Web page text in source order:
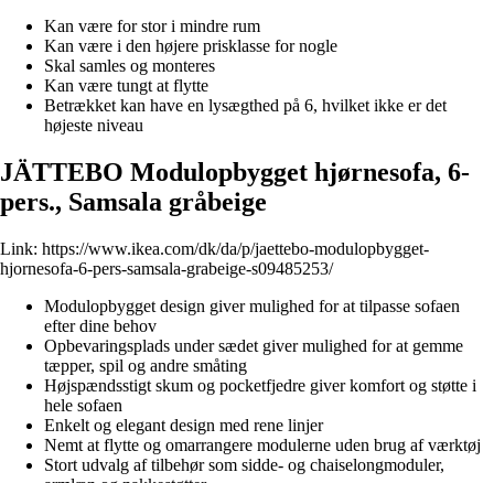
Kan være for stor i mindre rum
Kan være i den højere prisklasse for nogle
Skal samles og monteres
Kan være tungt at flytte
Betrækket kan have en lysægthed på 6, hvilket ikke er det
højeste niveau
JÄTTEBO Modulopbygget hjørnesofa, 6-
pers., Samsala gråbeige
Link: https://www.ikea.com/dk/da/p/jaettebo-modulopbygget-
hjornesofa-6-pers-samsala-grabeige-s09485253/
Modulopbygget design giver mulighed for at tilpasse sofaen
efter dine behov
Opbevaringsplads under sædet giver mulighed for at gemme
tæpper, spil og andre småting
Højspændsstigt skum og pocketfjedre giver komfort og støtte i
hele sofaen
Enkelt og elegant design med rene linjer
Nemt at flytte og omarrangere modulerne uden brug af værktøj
Stort udvalg af tilbehør som sidde- og chaiselongmoduler,